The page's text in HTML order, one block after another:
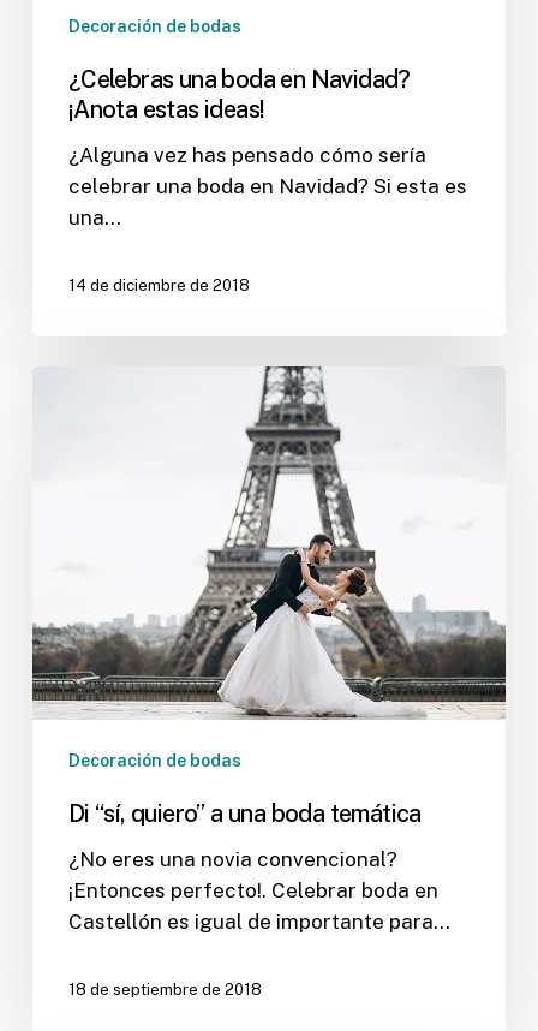
Decoración de bodas
¿Celebras una boda en Navidad?
¡Anota estas ideas!
¿Alguna vez has pensado cómo sería
celebrar una boda en Navidad? Si esta es
una…
14 de diciembre de 2018
Decoración de bodas
Di “sí, quiero” a una boda temática
¿No eres una novia convencional?
¡Entonces perfecto!. Celebrar boda en
Castellón es igual de importante para…
18 de septiembre de 2018